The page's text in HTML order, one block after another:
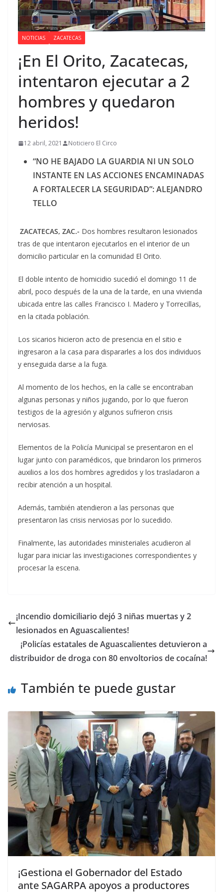
NOTICIAS ZACATECAS
¡En El Orito, Zacatecas,
intentaron ejecutar a 2
hombres y quedaron
heridos!
12 abril, 2021 Noticiero El Circo
“NO HE BAJADO LA GUARDIA NI UN SOLO
INSTANTE EN LAS ACCIONES ENCAMINADAS
A FORTALECER LA SEGURIDAD”: ALEJANDRO
TELLO
ZACATECAS, ZAC.- Dos hombres resultaron lesionados
tras de que intentaron ejecutarlos en el interior de un
domicilio particular en la comunidad El Orito.
El doble intento de homicidio sucedió el domingo 11 de
abril, poco después de la una de la tarde, en una vivienda
ubicada entre las calles Francisco I. Madero y Torrecillas,
en la citada población.
Los sicarios hicieron acto de presencia en el sitio e
ingresaron a la casa para dispararles a los dos individuos
y enseguida darse a la fuga.
Al momento de los hechos, en la calle se encontraban
algunas personas y niños jugando, por lo que fueron
testigos de la agresión y algunos sufrieron crisis
nerviosas.
Elementos de la Policía Municipal se presentaron en el
lugar junto con paramédicos, que brindaron los primeros
auxilios a los dos hombres agredidos y los trasladaron a
recibir atención a un hospital.
Además, también atendieron a las personas que
presentaron las crisis nerviosas por lo sucedido.
Finalmente, las autoridades ministeriales acudieron al
lugar para iniciar las investigaciones correspondientes y
procesar la escena.
¡Incendio domiciliario dejó 3 niñas muertas y 2
lesionados en Aguascalientes!
¡Policías estatales de Aguascalientes detuvieron a
distribuidor de droga con 80 envoltorios de cocaína!
También te puede gustar
¡Gestiona el Gobernador del Estado
ante SAGARPA apoyos a productores